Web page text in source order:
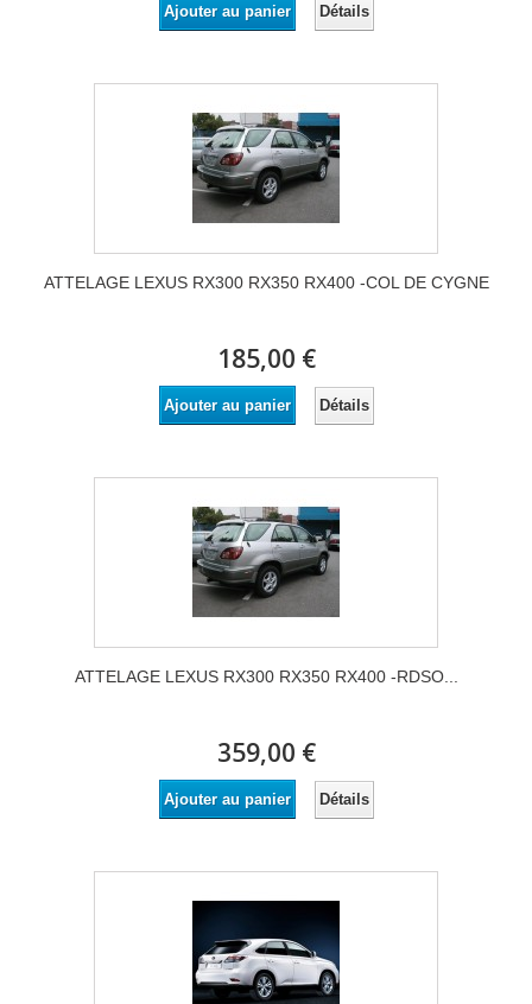
Ajouter au panier Détails
ATTELAGE LEXUS RX300 RX350 RX400 -COL DE CYGNE
185,00 €
Ajouter au panier Détails
ATTELAGE LEXUS RX300 RX350 RX400 -RDSO...
359,00 €
Ajouter au panier Détails